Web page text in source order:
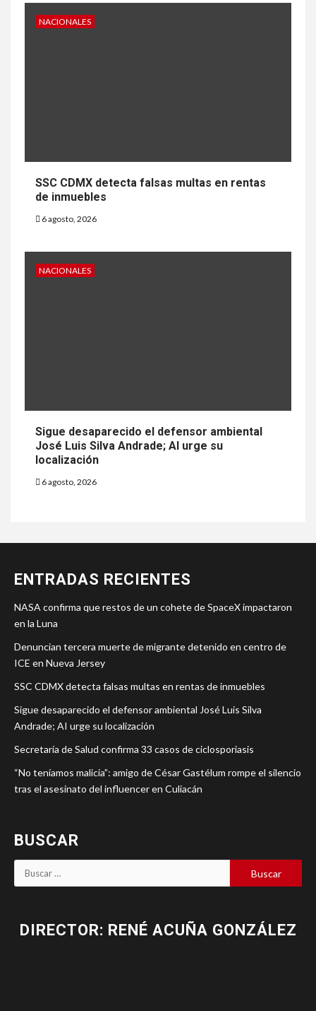
NACIONALES
SSC CDMX detecta falsas multas en rentas
de inmuebles
6 agosto, 2026
NACIONALES
Sigue desaparecido el defensor ambiental
José Luis Silva Andrade; AI urge su
localización
6 agosto, 2026
ENTRADAS RECIENTES
NASA confirma que restos de un cohete de SpaceX impactaron
en la Luna
Denuncian tercera muerte de migrante detenido en centro de
ICE en Nueva Jersey
SSC CDMX detecta falsas multas en rentas de inmuebles
Sigue desaparecido el defensor ambiental José Luis Silva
Andrade; AI urge su localización
Secretaría de Salud confirma 33 casos de ciclosporiasis
“No teníamos malicia”: amigo de César Gastélum rompe el silencio
tras el asesinato del influencer en Culiacán
BUSCAR
DIRECTOR: RENÉ ACUÑA GONZÁLEZ